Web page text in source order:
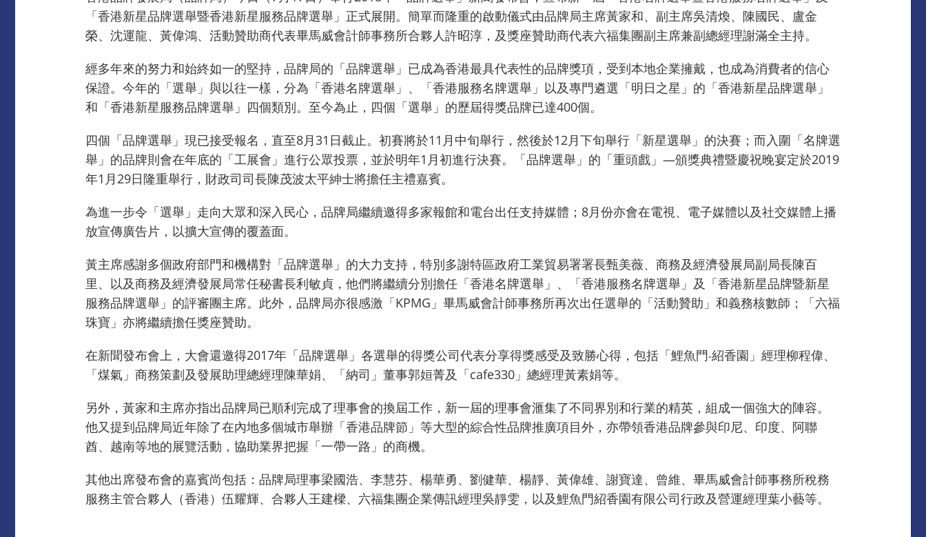
「香港新星品牌選舉暨香港新星服務品牌選舉」正式展開。簡單而隆重的啟動儀式由品牌局主席黃家和、副主席吳清煥、陳國民、盧金
榮、沈運龍、黃偉鴻、活動贊助商代表畢馬威會計師事務所合夥人許昭淳，及獎座贊助商代表六福集團副主席兼副總經理謝滿全主持。
經多年來的努力和始終如一的堅持，品牌局的「品牌選舉」已成為香港最具代表性的品牌獎項，受到本地企業擁戴，也成為消費者的信心
保證。今年的「選舉」與以往一樣，分為「香港名牌選舉」、「香港服務名牌選舉」以及專門遴選「明日之星」的「香港新星品牌選舉」
和「香港新星服務品牌選舉」四個類別。至今為止，四個「選舉」的歷屆得獎品牌已達400個。
四個「品牌選舉」現已接受報名，直至8月31日截止。初賽將於11月中旬舉行，然後於12月下旬舉行「新星選舉」的決賽；而入圍「名牌選
舉」的品牌則會在年底的「工展會」進行公眾投票，並於明年1月初進行決賽。「品牌選舉」的「重頭戲」—頒獎典禮暨慶祝晚宴定於2019
年1月29日隆重舉行，財政司司長陳茂波太平紳士將擔任主禮嘉賓。
為進一步令「選舉」走向大眾和深入民心，品牌局繼續邀得多家報館和電台出任支持媒體；8月份亦會在電視、電子媒體以及社交媒體上播
放宣傳廣告片，以擴大宣傳的覆蓋面。
黃主席感謝多個政府部門和機構對「品牌選舉」的大力支持，特別多謝特區政府工業貿易署署長甄美薇、商務及經濟發展局副局長陳百
里、以及商務及經濟發展局常任秘書長利敏貞，他們將繼續分別擔任「香港名牌選舉」、「香港服務名牌選舉」及「香港新星品牌暨新星
服務品牌選舉」的評審團主席。此外，品牌局亦很感激「KPMG」畢馬威會計師事務所再次出任選舉的「活動贊助」和義務核數師；「六福
珠寶」亦將繼續擔任獎座贊助。
在新聞發布會上，大會還邀得2017年「品牌選舉」各選舉的得獎公司代表分享得獎感受及致勝心得，包括「鯉魚門‧紹香園」經理柳程偉、
「煤氣」商務策劃及發展助理總經理陳華娟、「納司」董事郭姮菁及「cafe330」總經理黃素娟等。
另外，黃家和主席亦指出品牌局已順利完成了理事會的換屆工作，新一屆的理事會滙集了不同界別和行業的精英，組成一個強大的陣容。
他又提到品牌局近年除了在內地多個城市舉辦「香港品牌節」等大型的綜合性品牌推廣項目外，亦帶領香港品牌參與印尼、印度、阿聯
酋、越南等地的展覽活動，協助業界把握「一帶一路」的商機。
其他出席發布會的嘉賓尚包括：品牌局理事梁國浩、李慧芬、楊華勇、劉健華、楊靜、黃偉雄、謝寶達、曾維、畢馬威會計師事務所稅務
服務主管合夥人（香港）伍耀輝、合夥人王建樑、六福集團企業傳訊經理吳靜雯，以及鯉魚門紹香園有限公司行政及營運經理葉小藝等。